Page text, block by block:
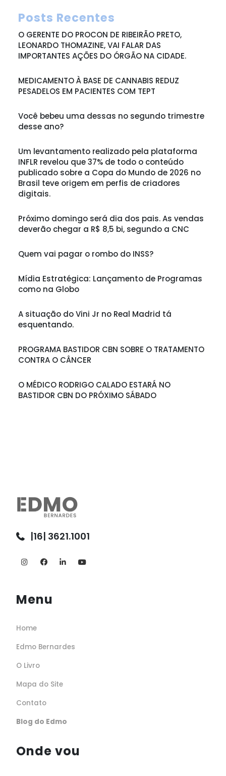
Posts Recentes
O GERENTE DO PROCON DE RIBEIRÃO PRETO,
LEONARDO THOMAZINE, VAI FALAR DAS
IMPORTANTES AÇÕES DO ÓRGÃO NA CIDADE.
MEDICAMENTO À BASE DE CANNABIS REDUZ
PESADELOS EM PACIENTES COM TEPT
Você bebeu uma dessas no segundo trimestre
desse ano?
Um levantamento realizado pela plataforma
INFLR revelou que 37% de todo o conteúdo
publicado sobre a Copa do Mundo de 2026 no
Brasil teve origem em perfis de criadores
digitais.
Próximo domingo será dia dos pais. As vendas
deverão chegar a R$ 8,5 bi, segundo a CNC
Quem vai pagar o rombo do INSS?
Mídia Estratégica: Lançamento de Programas
como na Globo
A situação do Vini Jr no Real Madrid tá
esquentando.
PROGRAMA BASTIDOR CBN SOBRE O TRATAMENTO
CONTRA O CÂNCER
O MÉDICO RODRIGO CALADO ESTARÁ NO
BASTIDOR CBN DO PRÓXIMO SÁBADO
|16| 3621.1001
Menu
Home
Edmo Bernardes
O Livro
Mapa do Site
Contato
Blog do Edmo
Onde vou